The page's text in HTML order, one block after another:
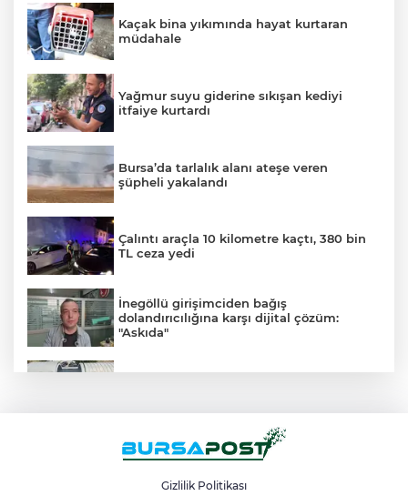
Kaçak bina yıkımında hayat kurtaran
müdahale
Yağmur suyu giderine sıkışan kediyi
itfaiye kurtardı
Bursa’da tarlalık alanı ateşe veren
şüpheli yakalandı
Çalıntı araçla 10 kilometre kaçtı, 380 bin
TL ceza yedi
İnegöllü girişimciden bağış
dolandırıcılığına karşı dijital çözüm:
"Askıda"
Bursa’dan Kırgızistan’a uzanan zirve
Gizlilik Politikası